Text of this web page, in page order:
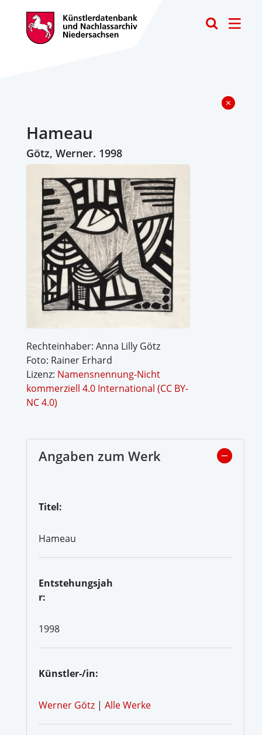
Hameau
Götz, Werner. 1998
Rechteinhaber: Anna Lilly Götz
Foto: Rainer Erhard
Lizenz: Namensnennung-Nicht
kommerziell 4.0 International (CC BY-
NC 4.0)
Angaben zum Werk
Titel:
Hameau
Entstehungsjah
r:
1998
Künstler-/in:
Werner Götz | Alle Werke